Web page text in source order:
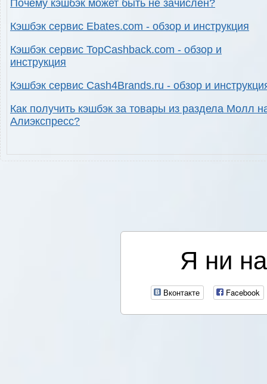
Почему кэшбэк может быть не зачислен?
Кэшбэк сервис Ebates.com - обзор и инструкция
Кэшбэк сервис TopCashback.com - обзор и
инструкция
Кэшбэк сервис Cash4Brands.ru - обзор и
Как получить кэшбэк за товары из раздела Молл
Алиэкспресс?
Я ни
Вконтакте Facebook